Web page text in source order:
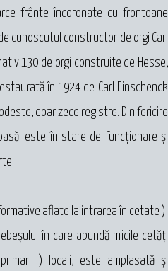
frânte încoronate cu frontoane
cunoscutul constructor de orgi Carl
130 de orgi construite de Hesse,
în 1924 de Carl Einschenck
doar zece registre. Din fericire
este în stare de funcţionare şi
aflate la intrarea în cetate )
în care abundă micile cetăţi
) locali, este amplasată şi